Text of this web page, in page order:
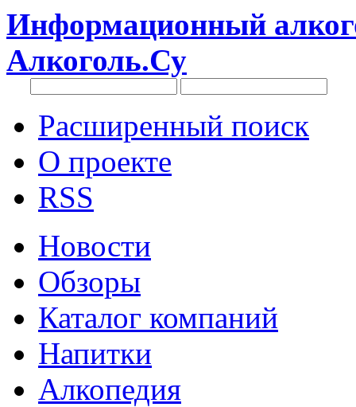
Информационный
Алкоголь.Су
Расширенный поиск
О проекте
RSS
Новости
Обзоры
Каталог компаний
Напитки
Алкопедия